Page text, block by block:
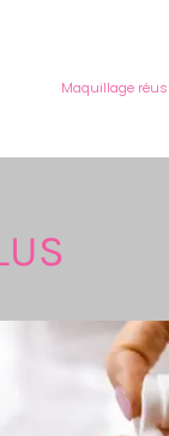
Maquillage